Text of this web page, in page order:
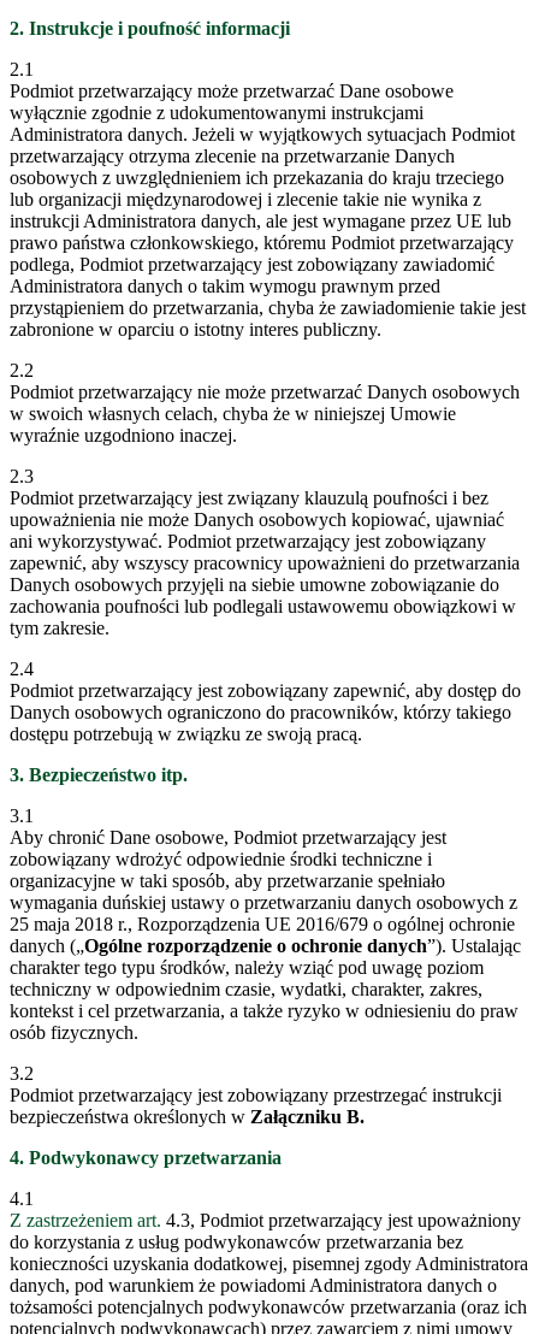
2. Instrukcje i poufność informacji
2.1
Podmiot przetwarzający może przetwarzać Dane osobowe
wyłącznie zgodnie z udokumentowanymi instrukcjami
Administratora danych. Jeżeli w wyjątkowych sytuacjach Podmiot
przetwarzający otrzyma zlecenie na przetwarzanie Danych
osobowych z uwzględnieniem ich przekazania do kraju trzeciego
lub organizacji międzynarodowej i zlecenie takie nie wynika z
instrukcji Administratora danych, ale jest wymagane przez UE lub
prawo państwa członkowskiego, któremu Podmiot przetwarzający
podlega, Podmiot przetwarzający jest zobowiązany zawiadomić
Administratora danych o takim wymogu prawnym przed
przystąpieniem do przetwarzania, chyba że zawiadomienie takie jest
zabronione w oparciu o istotny interes publiczny.
2.2
Podmiot przetwarzający nie może przetwarzać Danych osobowych
w swoich własnych celach, chyba że w niniejszej Umowie
wyraźnie uzgodniono inaczej.
2.3
Podmiot przetwarzający jest związany klauzulą poufności i bez
upoważnienia nie może Danych osobowych kopiować, ujawniać
ani wykorzystywać. Podmiot przetwarzający jest zobowiązany
zapewnić, aby wszyscy pracownicy upoważnieni do przetwarzania
Danych osobowych przyjęli na siebie umowne zobowiązanie do
zachowania poufności lub podlegali ustawowemu obowiązkowi w
tym zakresie.
2.4
Podmiot przetwarzający jest zobowiązany zapewnić, aby dostęp do
Danych osobowych ograniczono do pracowników, którzy takiego
dostępu potrzebują w związku ze swoją pracą.
3. Bezpieczeństwo itp.
3.1
Aby chronić Dane osobowe, Podmiot przetwarzający jest
zobowiązany wdrożyć odpowiednie środki techniczne i
organizacyjne w taki sposób, aby przetwarzanie spełniało
wymagania duńskiej ustawy o przetwarzaniu danych osobowych z
25 maja 2018 r., Rozporządzenia UE 2016/679 o ogólnej ochronie
danych („Ogólne rozporządzenie o ochronie danych”). Ustalając
charakter tego typu środków, należy wziąć pod uwagę poziom
techniczny w odpowiednim czasie, wydatki, charakter, zakres,
kontekst i cel przetwarzania, a także ryzyko w odniesieniu do praw
osób fizycznych.
3.2
Podmiot przetwarzający jest zobowiązany przestrzegać instrukcji
bezpieczeństwa określonych w Załączniku B.
4. Podwykonawcy przetwarzania
4.1
Z zastrzeżeniem art. 4.3, Podmiot przetwarzający jest upoważniony
do korzystania z usług podwykonawców przetwarzania bez
konieczności uzyskania dodatkowej, pisemnej zgody Administratora
danych, pod warunkiem że powiadomi Administratora danych o
tożsamości potencjalnych podwykonawców przetwarzania (oraz ich
potencjalnych podwykonawcach) przez zawarciem z nimi umowy